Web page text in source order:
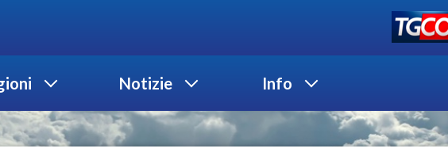
Notizie Info